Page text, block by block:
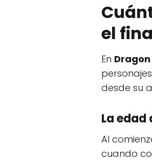
el
En
desde su
La edad
Al
cuando